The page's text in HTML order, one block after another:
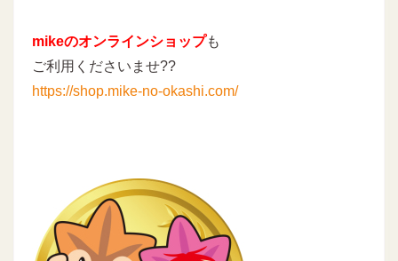
mikeのオンラインショップも
ご利用くださいませ??
https://shop.mike-no-okashi.com/